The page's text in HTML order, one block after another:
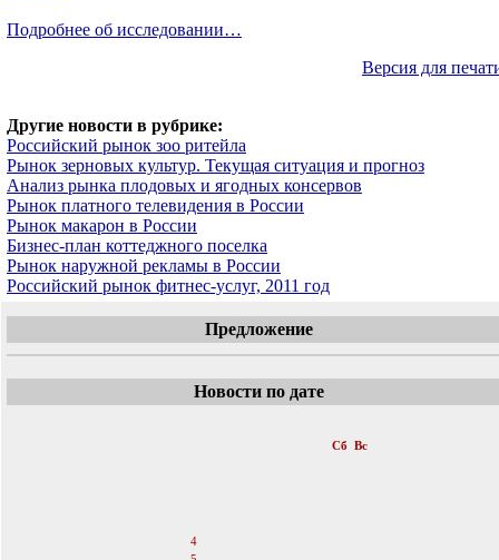
Подробнее об исследовании…
Версия для
Другие новости в рубрике:
Российский рынок зоо ритейла
Рынок зерновых культур. Текущая ситуация и прогноз
Анализ рынка плодовых и ягодных консервов
Рынок платного телевидения в России
Рынок макарон в России
Бизнес-план коттеджного поселка
Рынок наружной рекламы в России
Российский рынок фитнес-услуг, 2011 год
Предложение
Новости по дате
Сб Вс
4